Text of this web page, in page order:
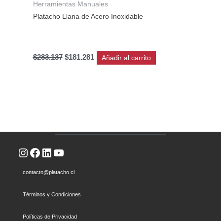
Herramientas Manuales
Platacho Llana de Acero Inoxidable
$283.137 $181.281 Añadir al carrito
Instagram
Facebook
LinkedIn
YouTube
contacto@platacho.cl
Términos y Condiciones
Políticas de Privacidad